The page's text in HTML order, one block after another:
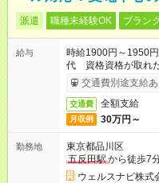
派遣 職種未経験OK ブラン
給与
時給1900円～1950
代 資格資格が取れ
から1,950円です♪）
交通費別途支給あ
交通費 全額支給
月収例 30万円～
勤務地
東京都品川区
五反田駅から徒歩7
ウェルスナビ株式